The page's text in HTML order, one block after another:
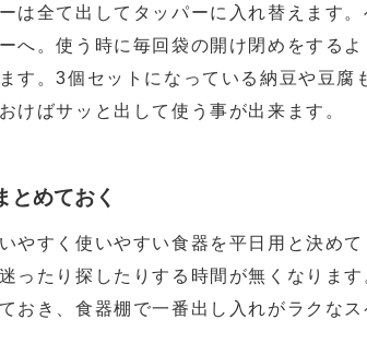
は全て出してタッパーに入れ替えます
へ。使う時に毎回袋の開け閉めをする
す。3個セットになっている納豆や豆腐
けばサッと出して使う事が出来ます。
とめておく
やすく使いやすい食器を平日用と決め
ったり探したりする時間が無くなりま
おき、食器棚で一番出し入れがラクな